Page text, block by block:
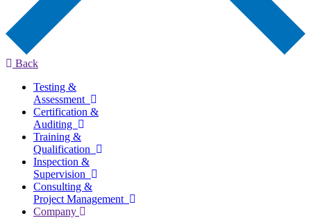
Back
Testing &
Assessment
Certification &
Auditing
Training &
Qualification
Inspection &
Supervision
Consulting &
Project Management
Company